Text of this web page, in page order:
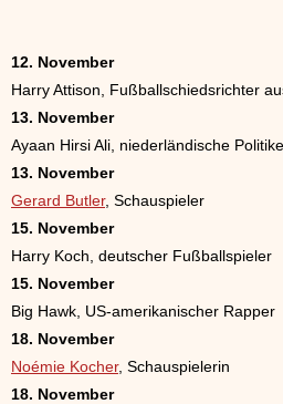
12. November
Harry Attison, Fußballschiedsrichter
13. November
Ayaan Hirsi Ali, niederländische
13. November
Gerard Butler, Schauspieler
15. November
Harry Koch, deutscher Fußballspieler
15. November
Big Hawk, US-amerikanischer Rapper
18. November
Noémie Kocher, Schauspielerin
18. November